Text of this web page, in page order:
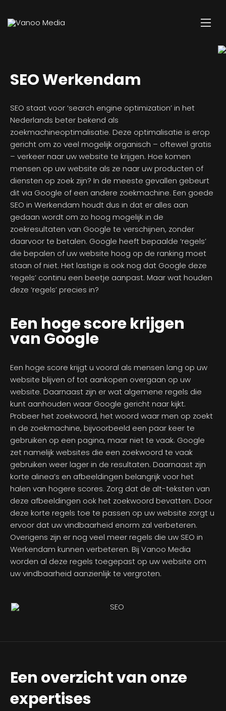
SEO Werkendam
SEO staat voor ‘search engine optimization’ in het
Nederlands beter bekend als
zoekmachineoptimalisatie. Deze optimalisatie is erop
gericht om zo veel mogelijk organisch – oftewel gratis
– verkeer naar uw website te krijgen. Hoe komen
mensen op uw website als ze naar uw producten of
diensten op zoek zijn? In de meeste gevallen gebeurt
dit via Google of een andere zoekmachine. Een goede
SEO in Werkendam houdt dus in dat er alles aan
gedaan wordt om zo hoog mogelijk in de
zoekresultaten van Google te verschijnen, zonder
daarvoor te betalen. Google heeft bepaalde ‘regels’
die bepalen of uw website hoog op de ranking moet
staan of niet. Het lastige is ook nog dat Google deze
‘regels’ continu een beetje aanpast. Maar wat houden
deze ‘regels’ precies in?
Een hoge score krijgen
van Google
Een hoge score krijgt u vooral als mensen lang op uw
website blijven of tot aankopen overgaan op uw
website. Daarnaast zijn er wat algemene regels die
kunt aanhouden waar Google gericht naar kijkt.
Probeer het zoekwoord, het woord waar men op zoekt
in de zoekmachine, bijvoorbeeld een paar keer te
gebruiken op een pagina, maar niet te vaak. Google
zet namelijk websites die een zoekwoord te vaak
gebruiken weer lager in de resultaten. Daarnaast zijn
korte alinea’s en afbeeldingen belangrijk voor het
halen van hogere scores. Zorg dat de alt-teksten van
deze afbeeldingen ook het zoekwoord bevatten. Door
deze korte regels toe te passen op uw website zorgt u
ervoor dat uw vindbaarheid enorm zal verbeteren.
Overigens zijn er nog veel meer regels die uw SEO in
Werkendam kunnen verbeteren. Bij Vanoo Media
worden al deze regels toegepast op uw website om
uw vindbaarheid aanzienlijk te vergroten.
Een overzicht van onze
expertises